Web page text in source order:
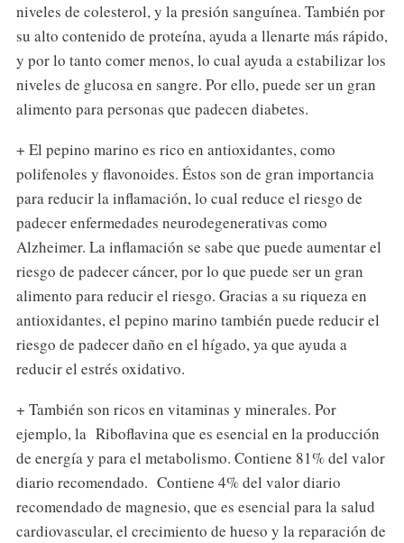
niveles de colesterol, y la presión sanguínea. También por
su alto contenido de proteína, ayuda a llenarte más rápido,
y por lo tanto comer menos, lo cual ayuda a estabilizar los
niveles de glucosa en sangre. Por ello, puede ser un gran
alimento para personas que padecen diabetes.
+ El pepino marino es rico en antioxidantes, como
polifenoles y flavonoides. Éstos son de gran importancia
para reducir la inflamación, lo cual reduce el riesgo de
padecer enfermedades neurodegenerativas como
Alzheimer. La inflamación se sabe que puede aumentar el
riesgo de padecer cáncer, por lo que puede ser un gran
alimento para reducir el riesgo. Gracias a su riqueza en
antioxidantes, el pepino marino también puede reducir el
riesgo de padecer daño en el hígado, ya que ayuda a
reducir el estrés oxidativo.
+ También son ricos en vitaminas y minerales. Por
ejemplo, la Riboflavina que es esencial en la producción
de energía y para el metabolismo. Contiene 81% del valor
diario recomendado. Contiene 4% del valor diario
recomendado de magnesio, que es esencial para la salud
cardiovascular, el crecimiento de hueso y la reparación de